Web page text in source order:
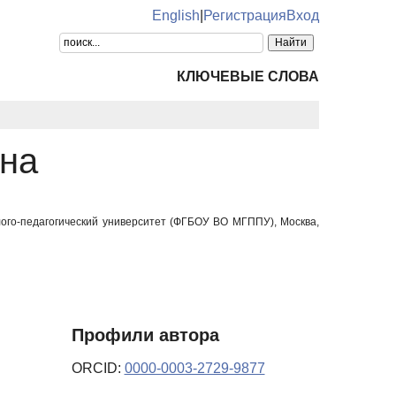
English РегистрацияВход
КЛЮЧЕВЫЕ СЛОВА
педагогический университет (ФГБОУ ВО МГППУ), Москва,
Профили автора
ORCID: 0000-0003-2729-9877